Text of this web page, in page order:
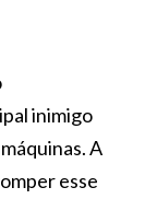
inimigo
A
esse